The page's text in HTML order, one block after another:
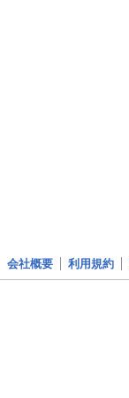
会社概要 利用規約